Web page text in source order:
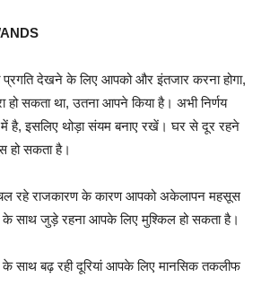
प्रगति देखने के लिए आपको और इंतजार करना होगा,
हो सकता था, उतना आपने किया है। अभी निर्णय
है, इसलिए थोड़ा संयम बनाए रखें। घर से दूर रहने
हो सकता है।
रहे राजकारण के कारण आपको अकेलापन महसूस
के साथ जुड़े रहना आपके लिए मुश्किल हो सकता है।
के साथ बढ़ रही दूरियां आपके लिए मानसिक तकलीफ